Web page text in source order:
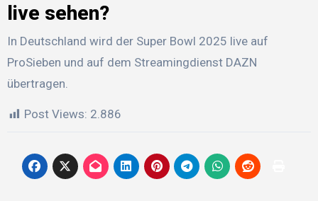
live sehen?
In Deutschland wird der Super Bowl 2025 live auf
ProSieben und auf dem Streamingdienst DAZN
übertragen.
Post Views: 2.886